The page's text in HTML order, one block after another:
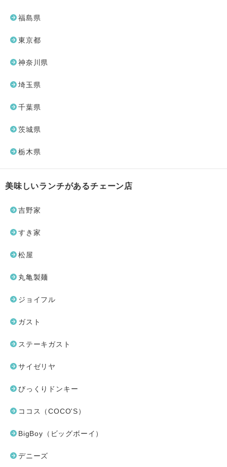
福島県
東京都
神奈川県
埼玉県
千葉県
茨城県
栃木県
美味しいランチがあるチェーン店
吉野家
すき家
松屋
丸亀製麺
ジョイフル
ガスト
ステーキガスト
サイゼリヤ
びっくりドンキー
ココス（COCO'S）
BigBoy（ビッグボーイ）
デニーズ